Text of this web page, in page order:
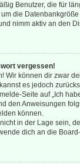
Benutzer, die für
die
nimm aktiv an den
vergessen!
Wir können dir zwar
es jedoch
Seite auf „Ich
den Anweisungen
können.
in der Lage sein,
dich an die